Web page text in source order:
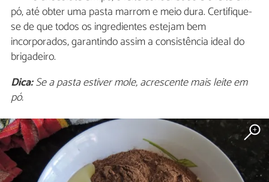
pó, até obter uma pasta marrom e meio dura. Certifique-
se de que todos os ingredientes estejam bem
incorporados, garantindo assim a consistência ideal do
brigadeiro.
Dica:Se a pasta estiver mole, acrescente mais leite em
pó.